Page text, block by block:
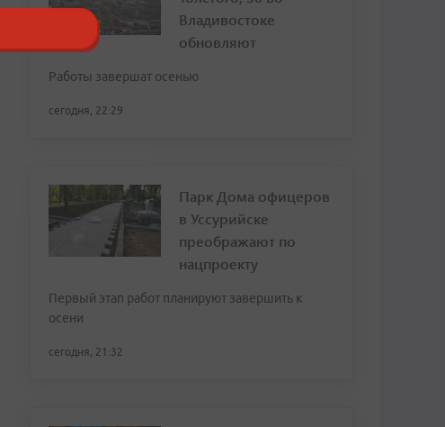
Владивостоке
обновляют
Работы завершат осенью
сегодня, 22:29
Парк Дома офицеров
в Уссурийске
преображают по
нацпроекту
Первый этап работ планируют завершить к
осени
сегодня, 21:32